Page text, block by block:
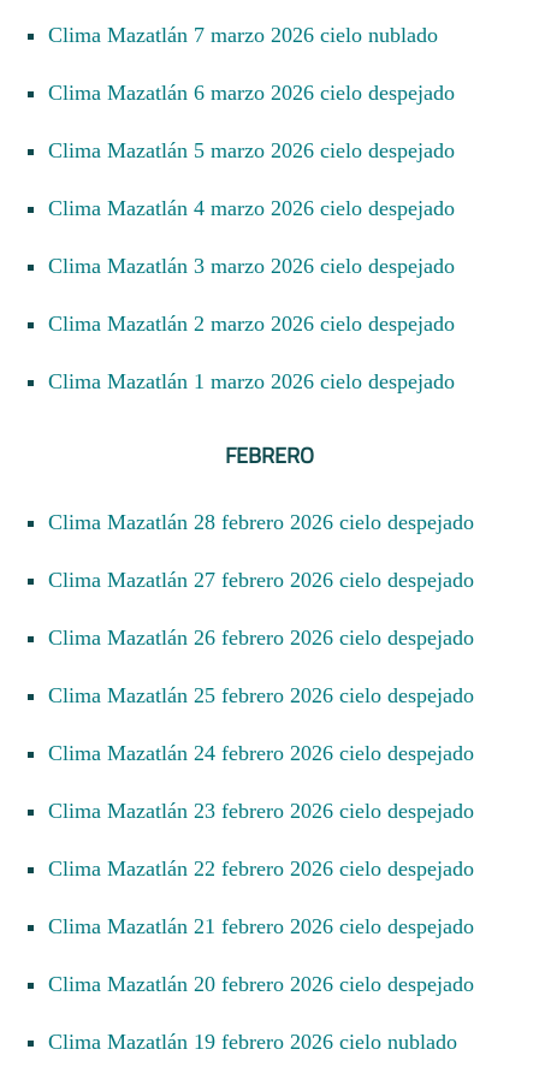
Clima Mazatlán 7 marzo 2026 cielo nublado
Clima Mazatlán 6 marzo 2026 cielo despejado
Clima Mazatlán 5 marzo 2026 cielo despejado
Clima Mazatlán 4 marzo 2026 cielo despejado
Clima Mazatlán 3 marzo 2026 cielo despejado
Clima Mazatlán 2 marzo 2026 cielo despejado
Clima Mazatlán 1 marzo 2026 cielo despejado
FEBRERO
Clima Mazatlán 28 febrero 2026 cielo despejado
Clima Mazatlán 27 febrero 2026 cielo despejado
Clima Mazatlán 26 febrero 2026 cielo despejado
Clima Mazatlán 25 febrero 2026 cielo despejado
Clima Mazatlán 24 febrero 2026 cielo despejado
Clima Mazatlán 23 febrero 2026 cielo despejado
Clima Mazatlán 22 febrero 2026 cielo despejado
Clima Mazatlán 21 febrero 2026 cielo despejado
Clima Mazatlán 20 febrero 2026 cielo despejado
Clima Mazatlán 19 febrero 2026 cielo nublado